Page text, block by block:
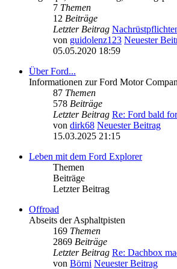
7 Themen
12 Beiträge
Letzter Beitrag
von guidolenz123 Neuester
05.05.2020 18:59
Über Ford...
Informationen zur Ford Motor
87 Themen
578 Beiträge
Letzter Beitrag Re: Ford bald
von dirk68 Neuester Beitrag
15.03.2025 21:15
Leben mit dem Ford Explorer
Themen
Beiträge
Letzter Beitrag
Offroad
Abseits der Asphaltpisten
169 Themen
2869 Beiträge
Letzter Beitrag Re: Dachbox
von Börni Neuester Beitrag